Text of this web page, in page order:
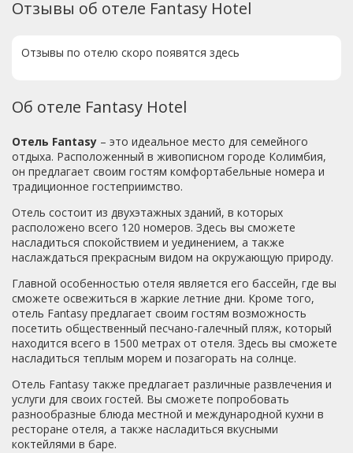
Отзывы об отеле Fantasy Hotel
Отзывы по отелю скоро появятся здесь
Об отеле Fantasy Hotel
Отель Fantasy – это идеальное место для семейного
отдыха. Расположенный в живописном городе Колимбия,
он предлагает своим гостям комфортабельные номера и
традиционное гостеприимство.
Отель состоит из двухэтажных зданий, в которых
расположено всего 120 номеров. Здесь вы сможете
насладиться спокойствием и уединением, а также
наслаждаться прекрасным видом на окружающую природу.
Главной особенностью отеля является его бассейн, где вы
сможете освежиться в жаркие летние дни. Кроме того,
отель Fantasy предлагает своим гостям возможность
посетить общественный песчано-галечный пляж, который
находится всего в 1500 метрах от отеля. Здесь вы сможете
насладиться теплым морем и позагорать на солнце.
Отель Fantasy также предлагает различные развлечения и
услуги для своих гостей. Вы сможете попробовать
разнообразные блюда местной и международной кухни в
ресторане отеля, а также насладиться вкусными
коктейлями в баре.